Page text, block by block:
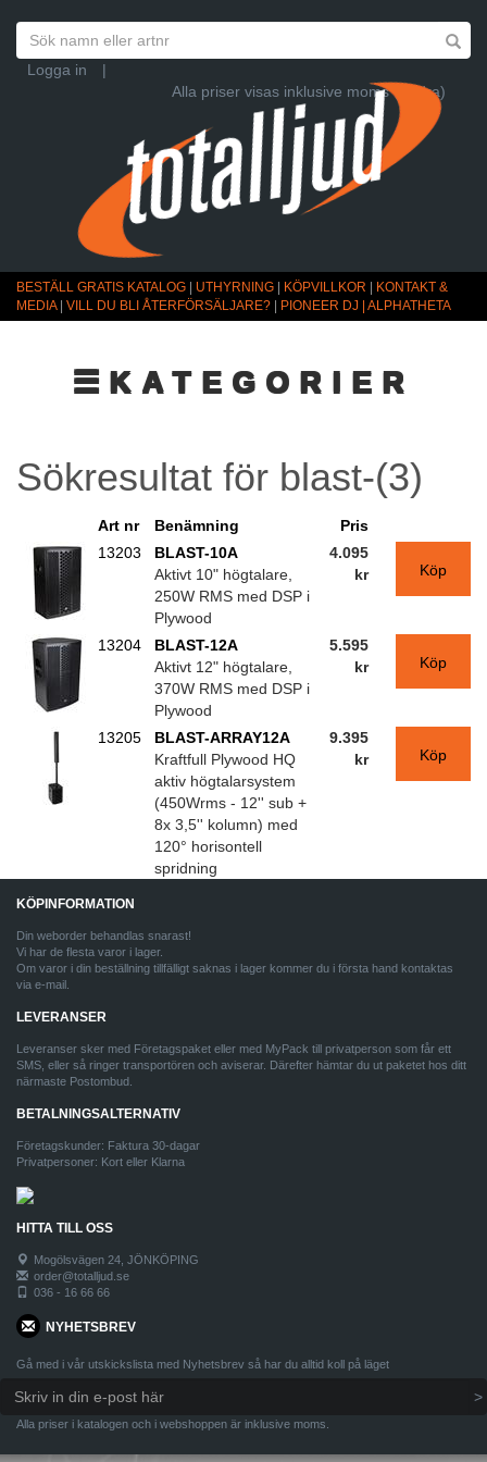
Logga in
|
Alla priser visas inklusive moms (Ändra)
BESTÄLL GRATIS KATALOG UTHYRNING KÖPVILLKOR
KONTAKT &
MEDIA| VILL DU BLI ÅTERFÖRSÄLJARE? PIONEER DJ | ALPHATHETA
☰KATEGORIER
Sökresultat för blast-(3)
Art nr Benämning
Pris
13203
BLAST-10A
Aktivt 10" högtalare,
250W RMS med DSP i
Plywood
4.095
kr
Köp
13204
BLAST-12A
Aktivt 12" högtalare,
370W RMS med DSP i
Plywood
5.595
kr
Köp
13205
BLAST-ARRAY12A
Kraftfull Plywood HQ
aktiv högtalarsystem
(450Wrms - 12'' sub +
8x 3,5'' kolumn) med
120° horisontell
spridning
9.395
kr
Köp
KÖPINFORMATION
Din weborder behandlas snarast!
Vi har de flesta varor i lager.
Om varor i din beställning tillfälligt saknas i lager kommer du i första hand kontaktas
via e-mail.
LEVERANSER
Leveranser sker med Företagspaket eller med MyPack till privatperson som får ett
SMS, eller så ringer transportören och aviserar. Därefter hämtar du ut paketet hos ditt
närmaste Postombud.
BETALNINGSALTERNATIV
Företagskunder: Faktura 30-dagar
Privatpersoner: Kort eller Klarna
HITTA TILL OSS
Mogölsvägen 24, JÖNKÖPING
order@totalljud.se
036 - 16 66 66
NYHETSBREV
Gå med i vår utskickslista med Nyhetsbrev så har du alltid koll på läget
Alla priser i katalogen och i webshoppen är inklusive moms.